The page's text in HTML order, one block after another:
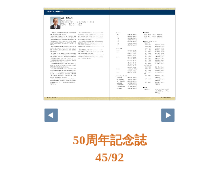
50周年記念誌
45/92